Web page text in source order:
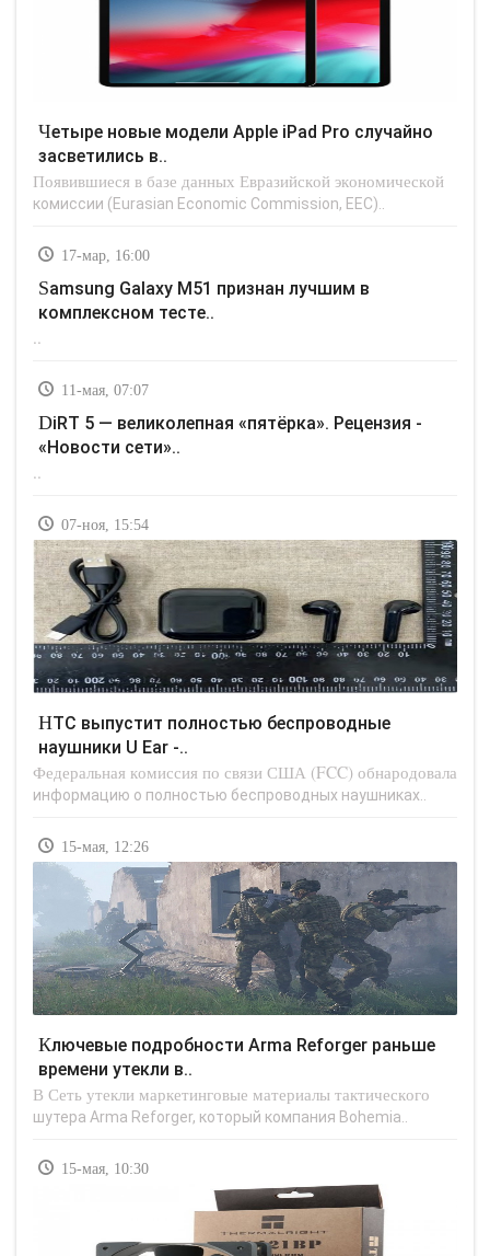
Четыре новые модели Apple iPad Pro случайно
засветились в..
Появившиеся в базе данных Евразийской экономической
комиссии (Eurasian Economic Commission, EEC)..
17-мар, 16:00
Samsung Galaxy M51 признан лучшим в
комплексном тесте..
..
11-мая, 07:07
DiRT 5 — великолепная «пятёрка». Рецензия -
«Новости сети»..
..
07-ноя, 15:54
HTC выпустит полностью беспроводные
наушники U Ear -..
Федеральная комиссия по связи США (FCC) обнародовала
информацию о полностью беспроводных наушниках..
15-мая, 12:26
Ключевые подробности Arma Reforger раньше
времени утекли в..
В Сеть утекли маркетинговые материалы тактического
шутера Arma Reforger, который компания Bohemia..
15-мая, 10:30